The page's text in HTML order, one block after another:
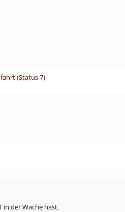
(Status 7)
in der Wache hast.